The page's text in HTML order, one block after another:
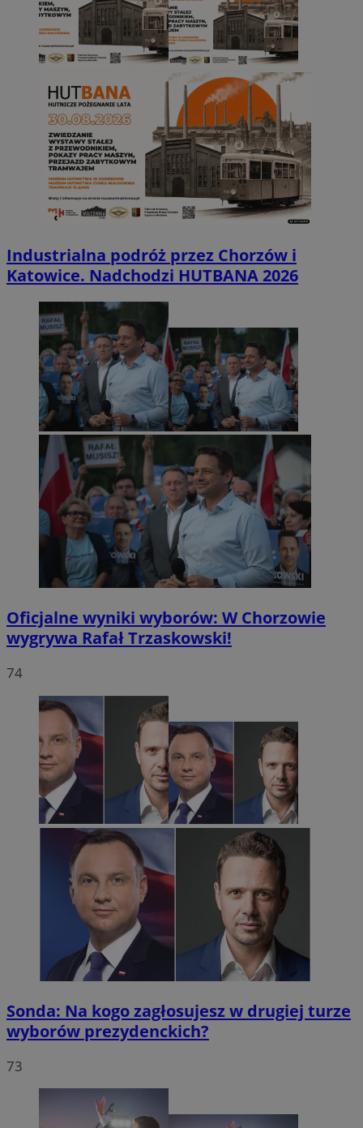
Industrialna podróż przez Chorzów i
Katowice. Nadchodzi HUTBANA 2026
Oficjalne wyniki wyborów: W Chorzowie
wygrywa Rafał Trzaskowski!
74
Sonda: Na kogo zagłosujesz w drugiej turze
wyborów prezydenckich?
73